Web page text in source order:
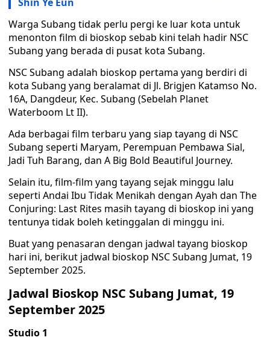
Warga Subang tidak perlu pergi ke luar kota untuk
menonton film di bioskop sebab kini telah hadir NSC
Subang yang berada di pusat kota Subang.
NSC Subang adalah bioskop pertama yang berdiri di
kota Subang yang beralamat di Jl. Brigjen Katamso No.
16A, Dangdeur, Kec. Subang (Sebelah Planet
Waterboom Lt II).
Ada berbagai film terbaru yang siap tayang di NSC
Subang seperti Maryam, Perempuan Pembawa Sial,
Jadi Tuh Barang, dan A Big Bold Beautiful Journey.
Selain itu, film-film yang tayang sejak minggu lalu
seperti Andai Ibu Tidak Menikah dengan Ayah dan The
Conjuring: Last Rites masih tayang di bioskop ini yang
tentunya tidak boleh ketinggalan di minggu ini.
Buat yang penasaran dengan jadwal tayang bioskop
hari ini, berikut jadwal bioskop NSC Subang Jumat, 19
September 2025.
Jadwal Bioskop NSC Subang Jumat, 19
September 2025
Studio 1